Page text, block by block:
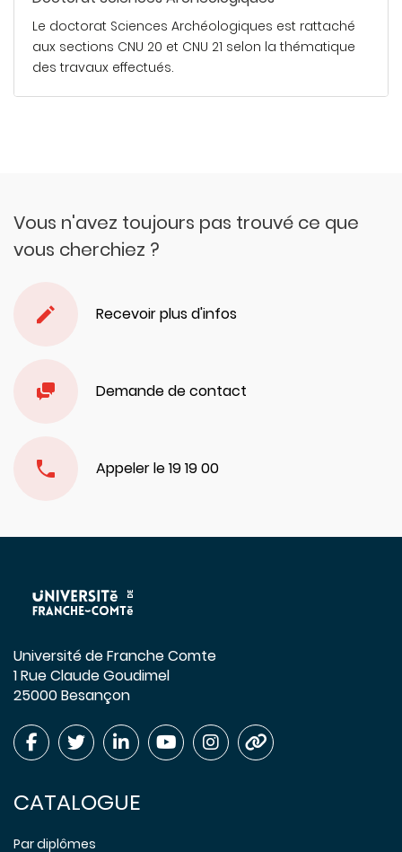
Le doctorat Sciences Archéologiques est rattaché
aux sections CNU 20 et CNU 21 selon la thématique
des travaux effectués.
Vous n'avez toujours pas trouvé ce que
vous cherchiez ?
Recevoir plus d'infos
Demande de contact
Appeler le 19 19 00
Université de Franche Comte
1 Rue Claude Goudimel
25000 Besançon
CATALOGUE
Par diplômes